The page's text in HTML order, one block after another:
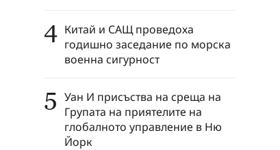
4 Китай и САЩ проведоха
годишно заседание по морска
военна сигурност
5 Уан И присъства на среща на
Групата на приятелите на
глобалното управление в Ню
Йорк